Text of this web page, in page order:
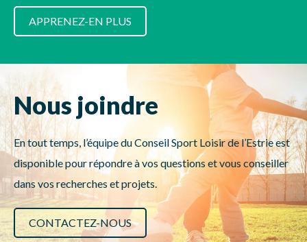
APPRENEZ-EN PLUS
Nous joindre
En tout temps, l’équipe du Conseil Sport Loisir de l’Estrie est
disponible pour répondre à vos questions et vous conseiller
dans vos recherches et projets.
CONTACTEZ-NOUS